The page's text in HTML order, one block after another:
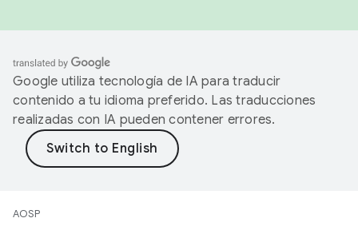
Google utiliza tecnología de IA para traducir
contenido a tu idioma preferido. Las traducciones
realizadas con IA pueden contener errores.
AOSP